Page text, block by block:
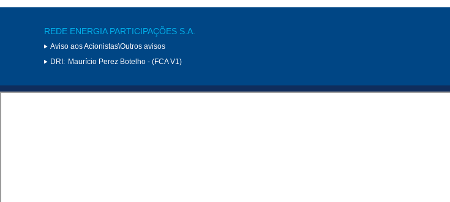
REDE ENERGIA PARTICIPAÇÕES S.A.
Aviso aos Acionistas\Outros avisos
DRI: Maurício Perez Botelho - (FCA V1)